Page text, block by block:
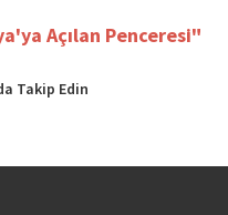
Takip Edin